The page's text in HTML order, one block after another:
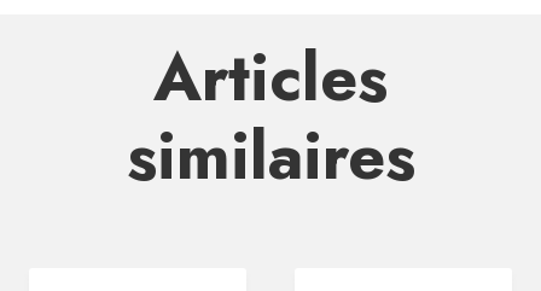
Articles
similaires